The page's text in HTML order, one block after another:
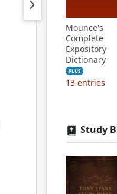
Mounce's
Complete
Expository
Dictionary
PLUS
13 entries
Study